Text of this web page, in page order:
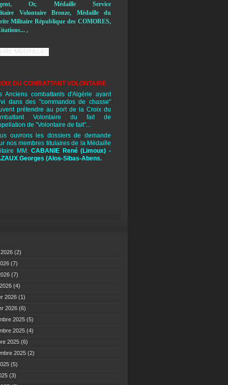
Or, Médaille Service
Volontaire Bronze, Médaille du
Militaire République des COMORES,
,
DU COMBATTANT VOLONTAIRE
Anciens combattants d'Algérie ayant
dans des "commandos de chasse"
prétendre au port de la Croix du
Volontaire du fait de
de "Volontaire de fait"...
ouvrons les dossiers de demande
nos membres titulaires de la Médaille
MM. CABANIE René(Limoux) -
Georges (Alos-Sibas-Abens.
(2)
(7)
(7)
(4)
2026 (1)
2026 (6)
2025 (5)
2025 (4)
2025 (6)
2025 (2)
(5)
(3)